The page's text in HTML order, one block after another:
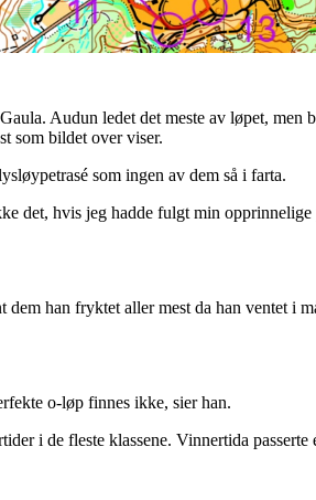
Audun ledet det meste av løpet, men
som bildet over viser.
som ingen av dem så i farta.
det, hvis jeg hadde fulgt min
han fryktet aller mest da han ventet i
o-løp finnes ikke, sier han.
i de fleste klassene. Vinnertida